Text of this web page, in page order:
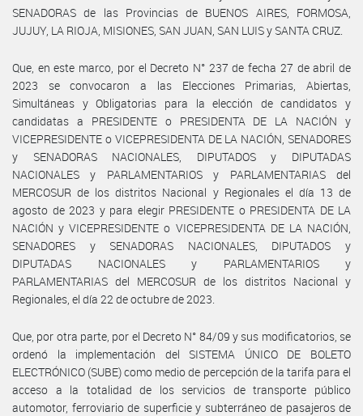
SENADORAS de las Provincias de BUENOS AIRES, FORMOSA,
JUJUY, LA RIOJA, MISIONES, SAN JUAN, SAN LUIS y SANTA CRUZ.
Que, en este marco, por el Decreto N° 237 de fecha 27 de abril de
2023 se convocaron a las Elecciones Primarias, Abiertas,
Simultáneas y Obligatorias para la elección de candidatos y
candidatas a PRESIDENTE o PRESIDENTA DE LA NACIÓN y
VICEPRESIDENTE o VICEPRESIDENTA DE LA NACIÓN, SENADORES
y SENADORAS NACIONALES, DIPUTADOS y DIPUTADAS
NACIONALES y PARLAMENTARIOS y PARLAMENTARIAS del
MERCOSUR de los distritos Nacional y Regionales el día 13 de
agosto de 2023 y para elegir PRESIDENTE o PRESIDENTA DE LA
NACIÓN y VICEPRESIDENTE o VICEPRESIDENTA DE LA NACIÓN,
SENADORES y SENADORAS NACIONALES, DIPUTADOS y
DIPUTADAS NACIONALES y PARLAMENTARIOS y
PARLAMENTARIAS del MERCOSUR de los distritos Nacional y
Regionales, el día 22 de octubre de 2023.
Que, por otra parte, por el Decreto N° 84/09 y sus modificatorios, se
ordenó la implementación del SISTEMA ÚNICO DE BOLETO
ELECTRÓNICO (SUBE) como medio de percepción de la tarifa para el
acceso a la totalidad de los servicios de transporte público
automotor, ferroviario de superficie y subterráneo de pasajeros de